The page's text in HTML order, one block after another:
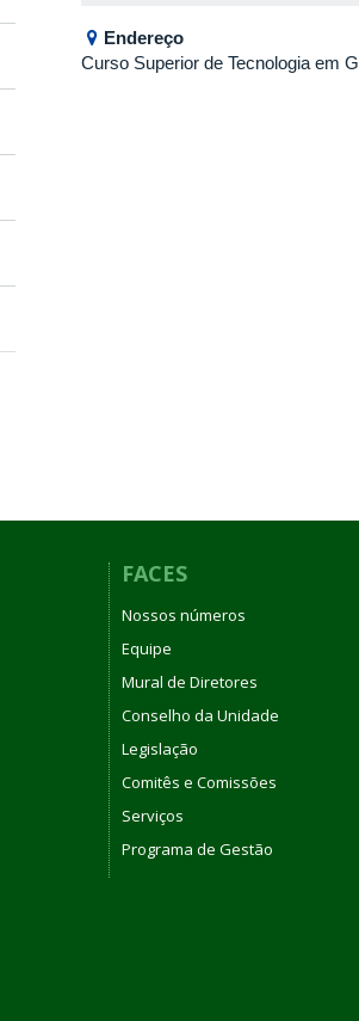
Endereço
Curso Superior de Tecnologia em
FACES
Nossos números
Equipe
Mural de Diretores
Conselho da Unidade
Legislação
Comitês e Comissões
Serviços
Programa de Gestão